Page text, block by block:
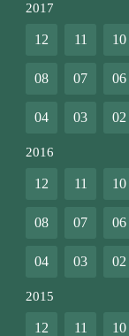
2017
12 11 10
08 07 06
04 03 02
2016
12 11 10
08 07 06
04 03 02
2015
12 11 10